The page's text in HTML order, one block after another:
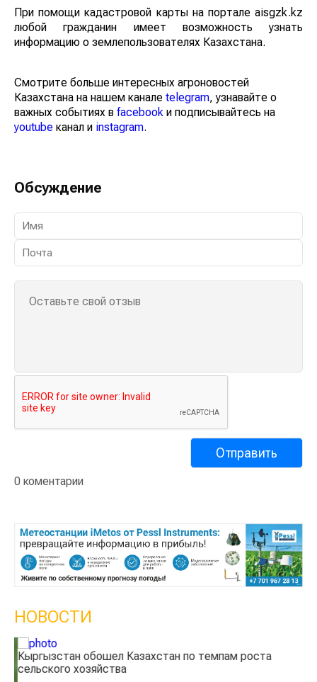
При помощи кадастровой карты на портале aisgzk.kz
любой гражданин имеет возможность узнать
информацию о землепользователях Казахстана.
Смотрите больше интересных агроновостей
Казахстана на нашем канале telegram, узнавайте о
важных событиях в facebook и подписывайтесь на
youtube канал и instagram.
Обсуждение
0 коментарии
НОВОСТИ
Кыргызстан обошел Казахстан по темпам роста
сельского хозяйства